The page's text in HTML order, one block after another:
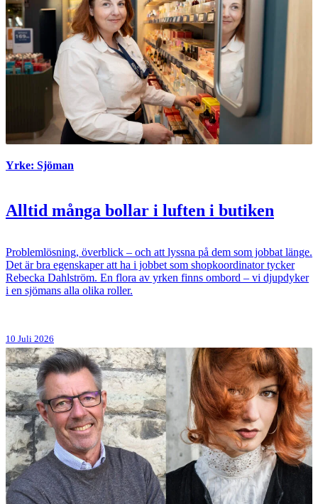
Yrke: Sjöman
Alltid många bollar i luften i butiken
Problemlösning, överblick – och att lyssna på dem som jobbat länge.
Det är bra egenskaper att ha i jobbet som shopkoordinator tycker
Rebecka Dahlström. En flora av yrken finns ombord – vi djupdyker
i en sjömans alla olika roller.
10 Juli 2026